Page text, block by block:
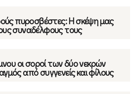
πυροσβέστες: Η σκέψη μας
συναδέλφους τους
οι σοροί των δύο νεκρών
από συγγενείς και φίλους